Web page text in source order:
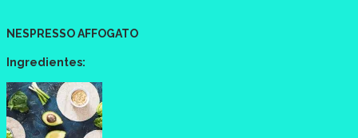
NESPRESSO AFFOGATO
Ingredientes: